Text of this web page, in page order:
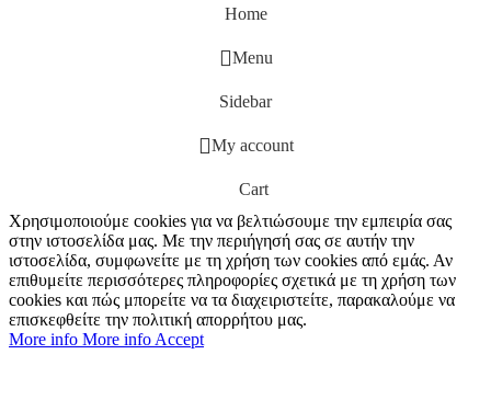
Home
Menu
Sidebar
My account
Cart
Χρησιμοποιούμε cookies για να βελτιώσουμε την εμπειρία σας
στην ιστοσελίδα μας. Με την περιήγησή σας σε αυτήν την
ιστοσελίδα, συμφωνείτε με τη χρήση των cookies από εμάς. Αν
επιθυμείτε περισσότερες πληροφορίες σχετικά με τη χρήση των
cookies και πώς μπορείτε να τα διαχειριστείτε, παρακαλούμε να
επισκεφθείτε την πολιτική απορρήτου μας.
More info More info Accept